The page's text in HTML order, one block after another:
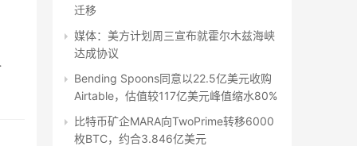
迁移
媒体：美方计划周三宣布就霍尔木兹海峡
达成协议
Bending Spoons同意以22.5亿美元收购
Airtable，估值较117亿美元峰值缩水80%
比特币矿企MARA向TwoPrime转移6000
枚BTC，约合3.846亿美元